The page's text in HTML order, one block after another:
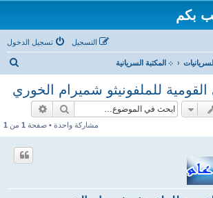
بكم
تسجيل الدخول التسجيل
܀ المكتبة السريانية
للملفونيثو شميرام الخوري
بحث
مشاركة واحدة • صفحة 1 من 1